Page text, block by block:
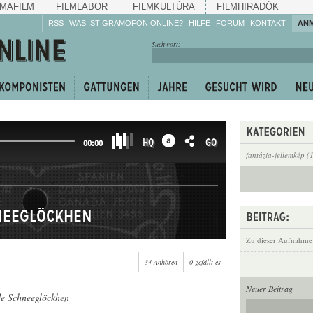
MAFILM FILMLABOR FILMKULTÚRA FILMHIRADÓK
RSS WAS IST GRAMOFON ONLINE? HILFE
Machen Sie mit!
weiter!
FORUM KONTAKT
Suchwort:
fantázia-jellemkép
Zu dieser
Neuer Beitrag
00:00 HQ GO
34 Anhören 0 gefällt es
Schneeglöckhen